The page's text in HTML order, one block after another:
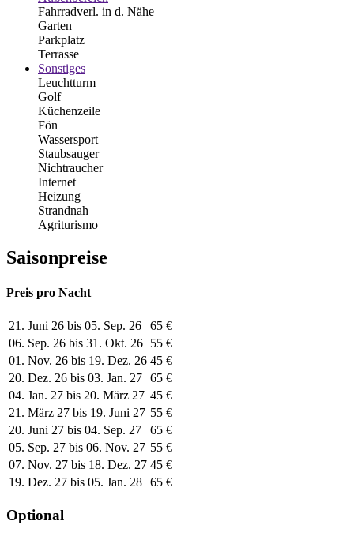
Fahrradverl. in d. Nähe
Garten
Parkplatz
Terrasse
Sonstiges
Leuchtturm
Golf
Küchenzeile
Fön
Wassersport
Staubsauger
Nichtraucher
Internet
Heizung
Strandnah
Agriturismo
Saisonpreise
Preis pro Nacht
21. Juni 26 bis 05. Sep. 26
65 €
06. Sep. 26 bis 31. Okt. 26 55 €
01. Nov. 26 bis 19. Dez. 26 45 €
20. Dez. 26 bis 03. Jan. 27 65 €
04. Jan. 27 bis 20. März 27 45 €
21. März 27 bis 19. Juni 27 55 €
20. Juni 27 bis 04. Sep. 27
65 €
05. Sep. 27 bis 06. Nov. 27 55 €
07. Nov. 27 bis 18. Dez. 27 45 €
19. Dez. 27 bis 05. Jan. 28 65 €
Optional